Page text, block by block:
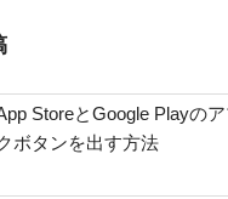
StoreとGoogle Playの
ボタンを出す方法